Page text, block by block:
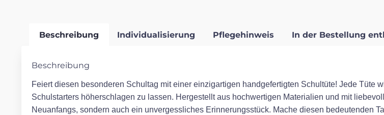
Beschreibung Individualisierung Pflegehinweis In der Bestellung
Beschreibung
Feiert diesen besonderen Schultag mit einer einzigartigen handgefertigten Schultüte! Jede Tüte
Schulstarters höherschlagen zu lassen. Hergestellt aus hochwertigen Materialien und mit
Neuanfangs, sondern auch ein unvergessliches Erinnerungsstück. Mache diesen bedeutenden